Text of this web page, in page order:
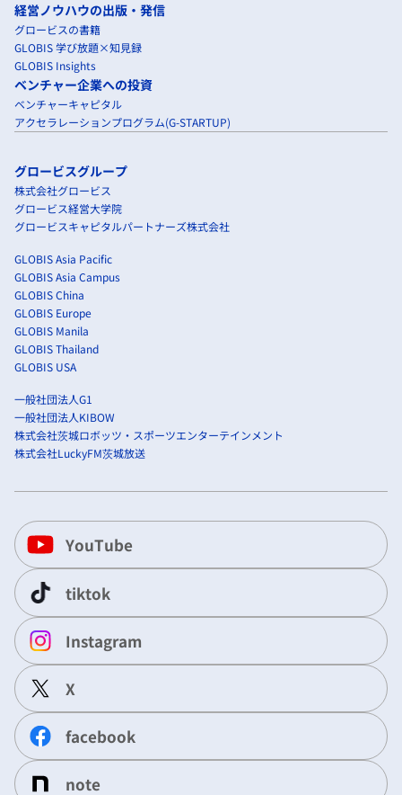
経営ノウハウの出版・発信
グロービスの書籍
GLOBIS 学び放題×知見録
GLOBIS Insights
ベンチャー企業への投資
ベンチャーキャピタル
アクセラレーションプログラム(G-STARTUP)
グロービスグループ
株式会社グロービス
グロービス経営大学院
グロービスキャピタルパートナーズ株式会社
GLOBIS Asia Pacific
GLOBIS Asia Campus
GLOBIS China
GLOBIS Europe
GLOBIS Manila
GLOBIS Thailand
GLOBIS USA
一般社団法人G1
一般社団法人KIBOW
株式会社茨城ロボッツ・スポーツエンターテインメント
株式会社LuckyFM茨城放送
YouTube
tiktok
Instagram
X
facebook
note